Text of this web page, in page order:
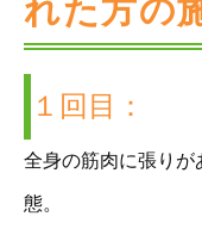
れた方の
１回目：
全身の筋肉に張りが
態。